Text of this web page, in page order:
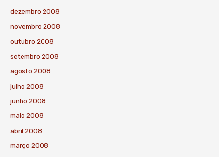
dezembro 2008
novembro 2008
outubro 2008
setembro 2008
agosto 2008
julho 2008
junho 2008
maio 2008
abril 2008
março 2008